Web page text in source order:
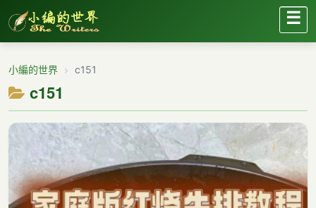
☰
小編的世界 c151
c151